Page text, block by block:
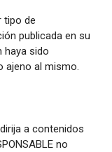
tipo de
publicada en su
haya sido
ajeno al mismo.
a contenidos
no